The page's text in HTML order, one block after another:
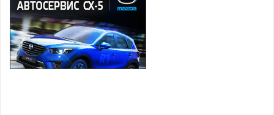
Различные способы
оплаты
Вы можете выбрать
наиболее удобный
для Вас